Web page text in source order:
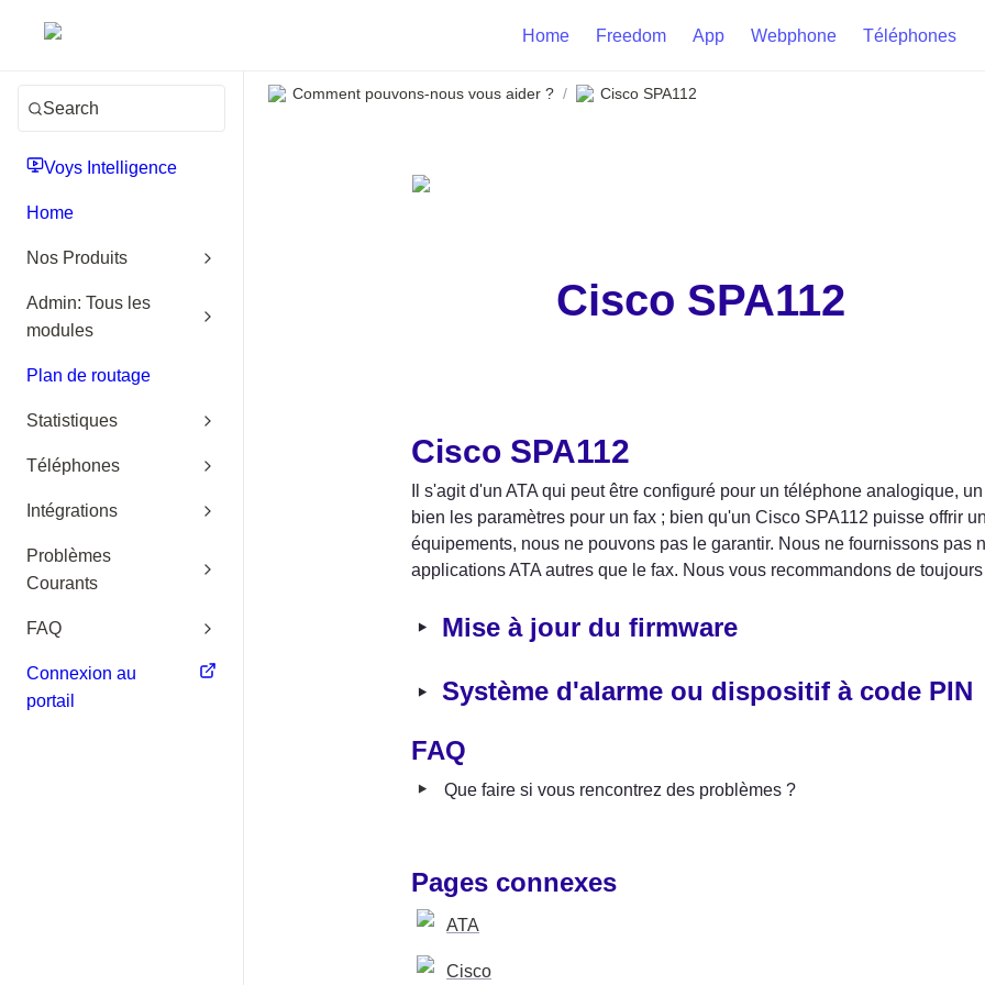
Home Freedom App Webphone Téléphones
Search
Voys Intelligence
Home
Nos Produits
Admin: Tous les
modules
Plan de routage
Statistiques
Téléphones
Intégrations
Problèmes
Courants
FAQ
Connexion au
portail
Comment pouvons-nous vous aider ? / Cisco SPA112
Cisco SPA112
Cisco SPA112
Il s'agit d'un ATA qui peut être configuré pour un téléphone analogique,
bien les paramètres pour un fax ; bien qu'un Cisco SPA112 puisse offrir
équipements, nous ne pouvons pas le garantir. Nous ne fournissons pas
applications ATA autres que le fax. Nous vous recommandons de
‣ Mise à jour du firmware
‣ Système d'alarme ou dispositif à code PIN
FAQ
‣ Que faire si vous rencontrez des problèmes ?
Pages connexes
ATA
Cisco